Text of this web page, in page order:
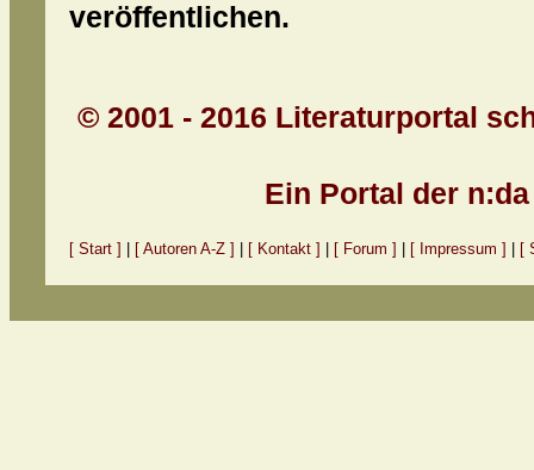
veröffentlichen.
© 2001 - 2016 Literaturportal
Ein Portal der
[ Start ] [ Autoren A-Z ] [ Kontakt ] [ Forum ] [ Impressum ] [